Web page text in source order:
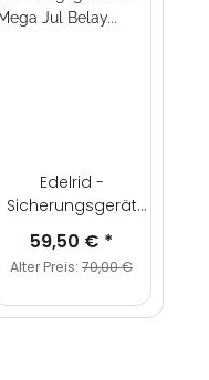
Edelrid -
Sicherungsgerät
Set "Mega Jul Belay
Kit" Bulletproof
Screw
59,50 € *
Alter Preis: 70,00 €